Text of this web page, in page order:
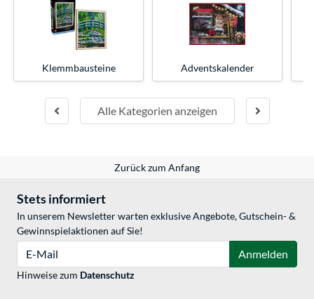
Alle Kategorien anzeigen
Klemmbausteine Adventskalender
Zurück zum Anfang
Stets informiert
In unserem Newsletter warten exklusive Angebote, Gutschein- &
Gewinnspielaktionen auf Sie!
Anmelden
Hinweise zum Datenschutz